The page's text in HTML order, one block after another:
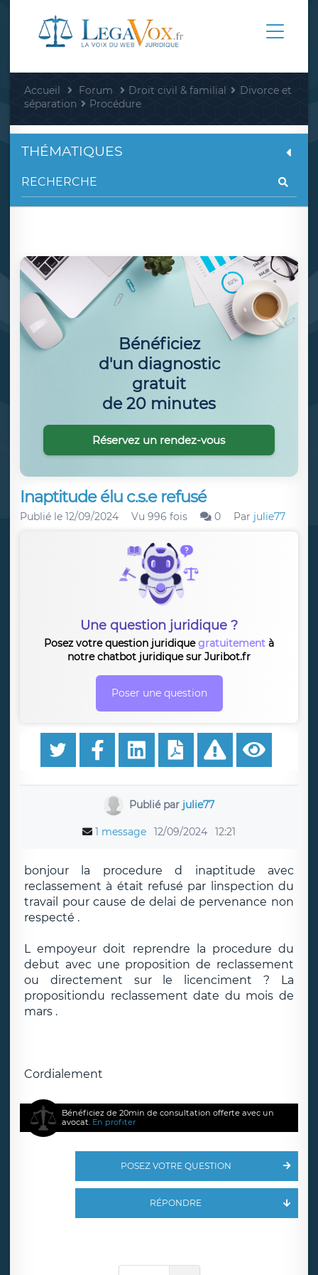
Accueil Forum Droit civil & familial
Divorce et
séparation
Procédure
Inaptitude élu c.s.e refusé
Publié le 12/09/2024 Vu 996 fois 0 Par julie77
Une question juridique ?
Posez votre question juridiquegratuitement à
notre chatbot juridique sur Juribot.fr
Poser une question
Publié par julie77
1 message 12/09/2024 12:21
bonjour la procedure d inaptitude avec
reclassement à était refusé par linspection du
travail pour cause de delai de pervenance non
respecté .
L empoyeur doit reprendre la procedure du
debut avec une proposition de reclassement
ou directement sur le licenciment ? La
propositiondu reclassement date du mois de
mars .
Cordialement
Bénéficiez de 20min de consultation offerte avec un
avocat. En profiter
POSEZ VOTRE QUESTION
RÉPONDRE
THÉMATIQUES
Bénéficiez
d'un diagnostic
gratuit
de 20 minutes
Réservez un rendez-vous